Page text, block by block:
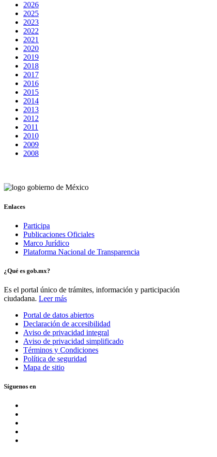
2026
2025
2023
2022
2021
2020
2019
2018
2017
2016
2015
2014
2013
2012
2011
2010
2009
2008
Enlaces
Participa
Publicaciones Oficiales
Marco Jurídico
Plataforma Nacional de Transparencia
¿Qué es gob.mx?
Es el portal único de trámites, información y participación
ciudadana. Leer más
Portal de datos abiertos
Declaración de accesibilidad
Aviso de privacidad integral
Aviso de privacidad simplificado
Términos y Condiciones
Política de seguridad
Mapa de sitio
Síguenos en